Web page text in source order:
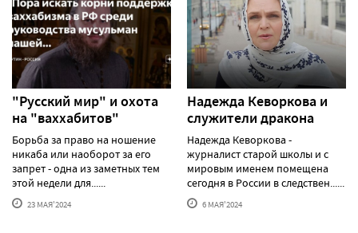
"Русский мир" и охота
на "ваххабитов"
Борьба за право на ношение
никаба или наоборот за его
запрет - одна из заметных тем
этой недели для......
23 МАЯ'2024
Надежда Кеворкова и
служители дракона
Надежда Кеворкова -
журналист старой школы и с
мировым именем помещена
сегодня в России в следствен......
6 МАЯ'2024